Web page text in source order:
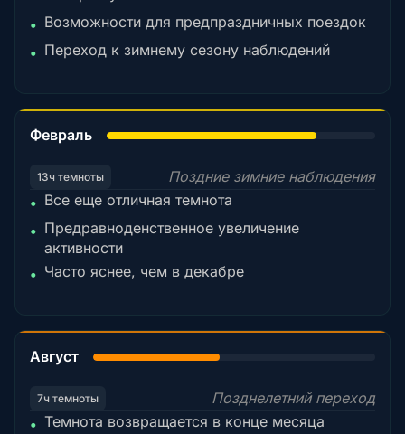
• Возможности для предпраздничных поездок
• Переход к зимнему сезону наблюдений
Февраль
13ч темноты
Поздние зимние наблюдения
• Все еще отличная темнота
• Предравноденственное увеличение
активности
• Часто яснее, чем в декабре
Август
7ч темноты
Позднелетний переход
• Темнота возвращается в конце месяца